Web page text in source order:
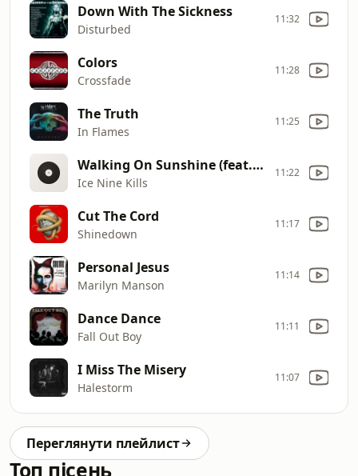
Down With The Sickness
Disturbed
11:32
Colors
Crossfade
11:28
The Truth
In Flames
11:25
Walking On Sunshine (feat. Reel Big Fish)
Ice Nine Kills
11:22
Cut The Cord
Shinedown
11:17
Personal Jesus
Marilyn Manson
11:14
Dance Dance
Fall Out Boy
11:11
I Miss The Misery
Halestorm
11:07
Переглянути плейлист
Топ пісень